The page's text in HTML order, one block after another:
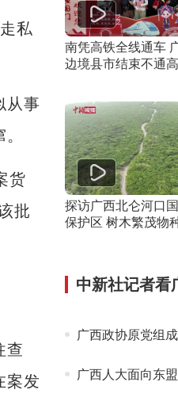
私
从事
货
批
查
案发
南凭高铁全线通车
边境县市结束不通
探访广西北仑河口
保护区 树木繁茂物
中新社记者看
广西政协原党组
广西人大面向东